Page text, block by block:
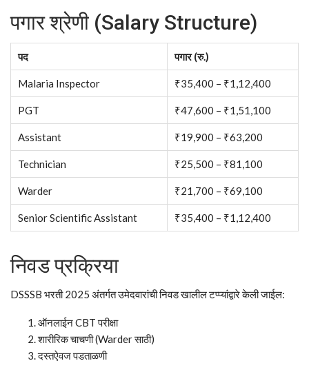
पगार श्रेणी (Salary Structure)
पद पगार (रु.)
Malaria Inspector ₹35,400 – ₹1,12,400
PGT ₹47,600 – ₹1,51,100
Assistant ₹19,900 – ₹63,200
Technician ₹25,500 – ₹81,100
Warder ₹21,700 – ₹69,100
Senior Scientific Assistant ₹35,400 – ₹1,12,400
निवड प्रक्रिया
DSSSB भरती 2025 अंतर्गत उमेदवारांची निवड खालील टप्प्यांद्वारे केली जाईल:
ऑनलाईन CBT परीक्षा
शारीरिक चाचणी (Warder साठी)
दस्तऐवज पडताळणी